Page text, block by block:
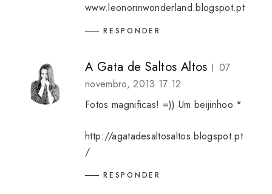
www.leonorinwonderland.blogspot.pt
RESPONDER
A Gata de Saltos Altos
07
novembro, 2013 17:12
Fotos magnificas! =)) Um beijinhoo *
http://agatadesaltosaltos.blogspot.pt
/
RESPONDER